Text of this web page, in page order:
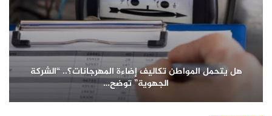
هل يتحمل المواطن تكاليف إضاءة المهرجانات؟.. “الشركة
الجهوية” توضح…